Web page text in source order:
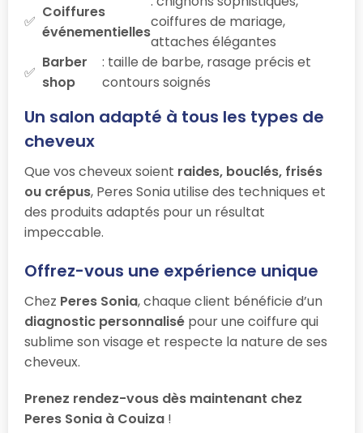
Coiffures
événementielles
coiffures de mariage,
attaches élégantes
Barber
shop
: taille de barbe, rasage précis et
contours soignés
Un salon adapté à tous les types de
cheveux
Que vos cheveux soient raides, bouclés, frisés
ou crépus, Peres Sonia utilise des techniques et
des produits adaptés pour un résultat
impeccable.
Offrez-vous une expérience unique
Chez Peres Sonia, chaque client bénéficie d’un
diagnostic personnalisé pour une coiffure qui
sublime son visage et respecte la nature de ses
cheveux.
Prenez rendez-vous dès maintenant chez
Peres Sonia à Couiza !